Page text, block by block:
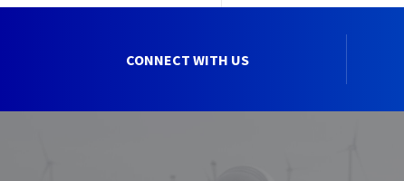
CONNECT WITH US